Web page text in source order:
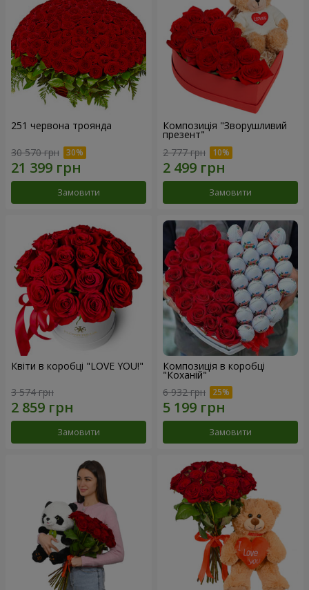
251 червона троянда
30 570 грн
Замовити
Композиція "Зворушливий
презент"
2 777 грн
Замовити
Квіти в коробці "LOVE YOU!"
3 574 грн
Замовити
Композиція в коробці
"Коханій"
6 932 грн
Замовити